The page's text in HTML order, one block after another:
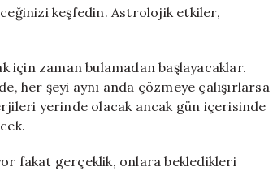
Günlük
keşfedin. Astrolojik etkiler,
için zaman bulamadan başlayacaklar.
her şeyi aynı anda çözmeye çalışırlarsa
yerinde olacak ancak gün içerisinde
fakat gerçeklik, onlara bekledikleri